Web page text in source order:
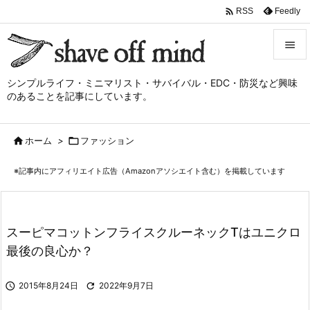
シンプルライフ・ミニマリスト・サバイバル・EDC・防災など興味
のあることを記事にしています。

メニュ
サイド
次へ
検索
 RSS Feedly
ホーム > ファッション
※記事内にアフィリエイト広告（Amazonアソシエイト含む）を掲載しています
スーピマコットンフライスクルーネックTはユニクロ
最後の良心か？
 2015年8月24日  2022年9月7日